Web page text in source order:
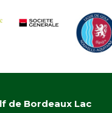
de Bordeaux Lac